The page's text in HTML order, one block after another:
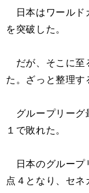
日本はワールド
を突破した。
だが、そこに至
た。ざっと整理す
グループリーグ
１で敗れた。
日本のグループ
点４となり、セネ